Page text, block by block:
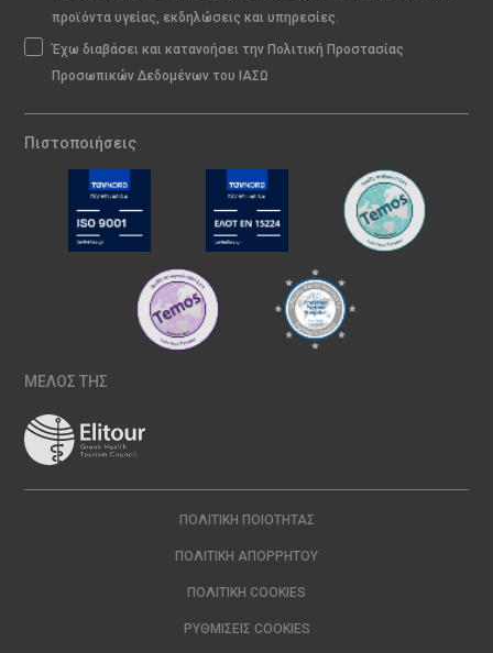
προϊόντα υγείας, εκδηλώσεις και υπηρεσίες.
Έχω διαβάσει και κατανοήσει την Πολιτική Προστασίας
Προσωπικών Δεδομένων του ΙΑΣΩ
Πιστοποιήσεις
ΜΕΛΟΣ ΤΗΣ
ΠΟΛΙΤΙΚΉ ΠΟΙΌΤΗΤΑΣ
ΠΟΛΙΤΙΚΉ ΑΠΟΡΡΉΤΟΥ
ΠΟΛΙΤΙΚΉ COOKIES
ΡΥΘΜΊΣΕΙΣ COOKIES